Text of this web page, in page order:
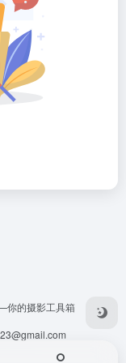
的摄影工具箱